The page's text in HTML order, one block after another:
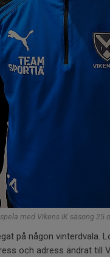
med Vikens IK säsong 25
på någon vinterdvala.
och adress ändrat till